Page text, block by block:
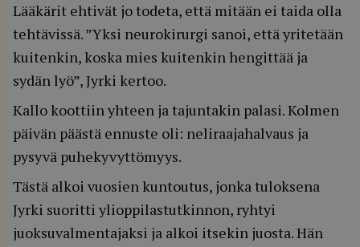
Lääkärit ehtivät jo todeta, että mitään ei taida olla
tehtävissä. ”Yksi neurokirurgi sanoi, että yritetään
kuitenkin, koska mies kuitenkin hengittää ja
sydän lyö”, Jyrki kertoo.
Kallo koottiin yhteen ja tajuntakin palasi. Kolmen
päivän päästä ennuste oli: neliraajahalvaus ja
pysyvä puhekyvyttömyys.
Tästä alkoi vuosien kuntoutus, jonka tuloksena
Jyrki suoritti ylioppilastutkinnon, ryhtyi
juoksuvalmentajaksi ja alkoi itsekin juosta. Hän